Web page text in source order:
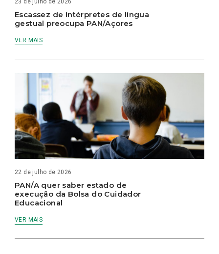
23 de julho de 2026
Escassez de intérpretes de língua
gestual preocupa PAN/Açores
VER MAIS
22 de julho de 2026
PAN/A quer saber estado de
execução da Bolsa do Cuidador
Educacional
VER MAIS